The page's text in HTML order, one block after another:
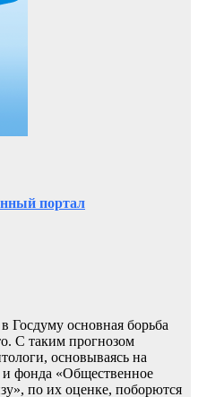
портал
Госдуму основная борьба
С таким прогнозом
основываясь на
фонда «Общественное
по их оценке, поборются